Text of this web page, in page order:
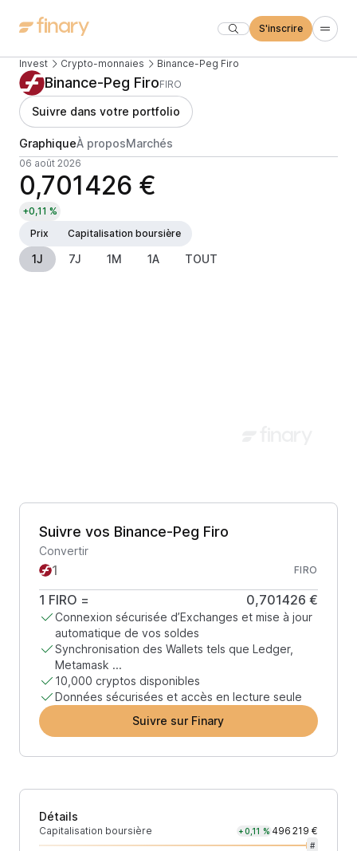
S'inscrire
Invest Crypto-monnaies Binance-Peg Firo
Binance-Peg FiroFIRO
Suivre dans votre portfolio
GraphiqueÀ proposMarchés
06 août 2026
0,701426 €
+0,11 %
Prix
Capitalisation boursière
1J 7J 1M 1A TOUT
Suivre vos Binance-Peg Firo
Convertir
FIRO
1 FIRO = 0,701426 €
Connexion sécurisée d’Exchanges et mise à jour
automatique de vos soldes
Synchronisation des Wallets tels que Ledger,
Metamask ...
10,000 cryptos disponibles
Données sécurisées et accès en lecture seule
Suivre sur Finary
Détails
Capitalisation boursière +0,11 % 496 219 €
#